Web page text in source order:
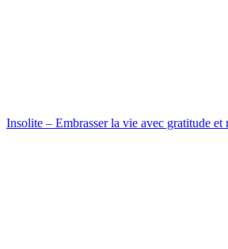
Insolite – Embrasser la vie avec gratitude et